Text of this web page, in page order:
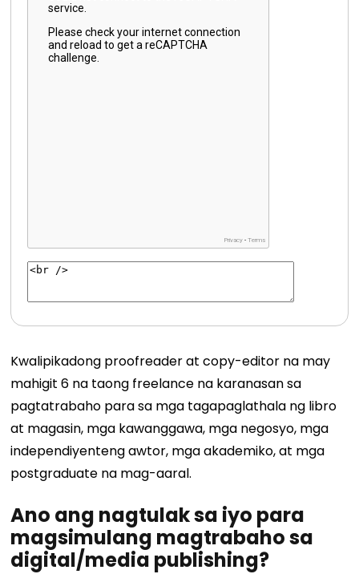
Kwalipikadong proofreader at copy-editor na may
mahigit 6 na taong freelance na karanasan sa
pagtatrabaho para sa mga tagapaglathala ng libro
at magasin, mga kawanggawa, mga negosyo, mga
independiyenteng awtor, mga akademiko, at mga
postgraduate na mag-aaral.
Ano ang nagtulak sa iyo para
magsimulang magtrabaho sa
digital/media publishing?